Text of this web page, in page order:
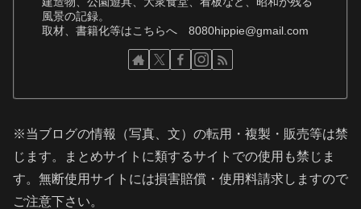
風景の記録。
取材、書籍化等はこちらへ 8080hippie@gmail.com
※当ブログの情報（写真、文）の転用・複製・販売等は禁
じます。まとめサイトに類するサイトでの使用も禁じま
す。無断使用サイトには損害賠償・使用料請求しますので
ご注意下さい。